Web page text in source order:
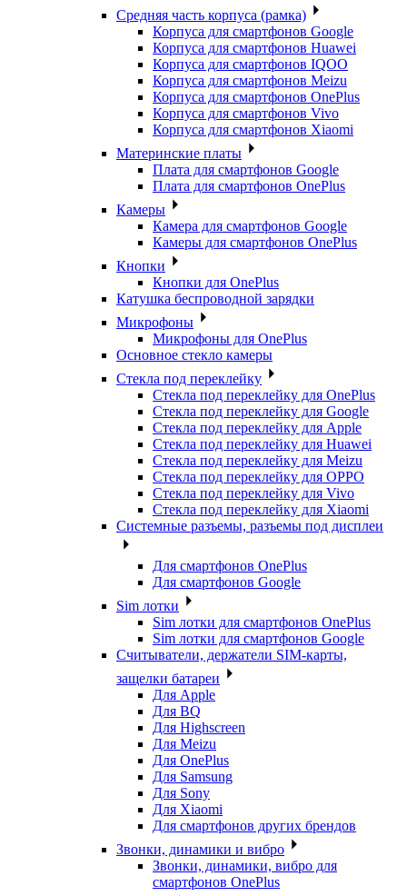
Средняя часть корпуса (рамка)
Корпуса для смартфонов Google
Корпуса для смартфонов Huawei
Корпуса для смартфонов IQOO
Корпуса для смартфонов Meizu
Корпуса для смартфонов OnePlus
Корпуса для смартфонов Vivo
Корпуса для смартфонов Xiaomi
Материнские платы
Плата для смартфонов Google
Плата для смартфонов OnePlus
Камеры
Камера для смартфонов Google
Камеры для смартфонов OnePlus
Кнопки
Кнопки для OnePlus
Катушка беспроводной зарядки
Микрофоны
Микрофоны для OnePlus
Основное стекло камеры
Стекла под переклейку
Стекла под переклейку для OnePlus
Стекла под переклейку для Google
Стекла под переклейку для Apple
Стекла под переклейку для Huawei
Стекла под переклейку для Meizu
Стекла под переклейку для OPPO
Стекла под переклейку для Vivo
Стекла под переклейку для Xiaomi
Системные разъемы, разъемы под дисплеи
Для смартфонов OnePlus
Для смартфонов Google
Sim лотки
Sim лотки для смартфонов OnePlus
Sim лотки для смартфонов Google
Считыватели, держатели SIM-карты,
защелки батареи
Для Apple
Для BQ
Для Highscreen
Для Meizu
Для OnePlus
Для Samsung
Для Sony
Для Xiaomi
Для смартфонов других брендов
Звонки, динамики и вибро
Звонки, динамики, вибро для
смартфонов OnePlus